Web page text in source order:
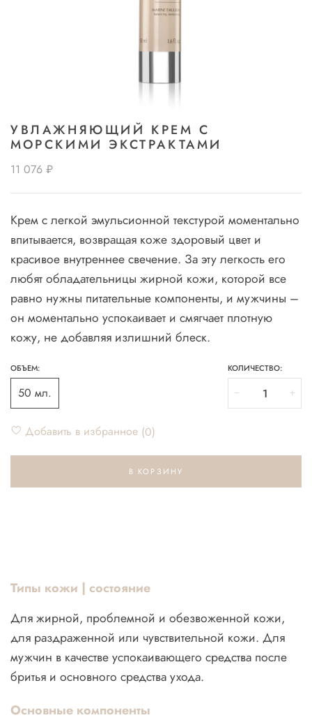
УВЛАЖНЯЮЩИЙ КРЕМ С
МОРСКИМИ ЭКСТРАКТАМИ
11 076 ₽
Крем с легкой эмульсионной текстурой моментально
впитывается, возвращая коже здоровый цвет и
красивое внутреннее свечение. За эту легкость его
любят обладательницы жирной кожи, которой все
равно нужны питательные компоненты, и мужчины –
он моментально успокаивает и смягчает плотную
кожу, не добавляя излишний блеск.
ОБЪЕМ:
50 мл.
КОЛИЧЕСТВО:
Добавить в избранное 0
В КОРЗИНУ
Типы кожи | состояние
Для жирной, проблемной и обезвоженной кожи,
для раздраженной или чувствительной кожи. Для
мужчин в качестве успокаивающего средства после
бритья и основного средства ухода.
Основные компоненты